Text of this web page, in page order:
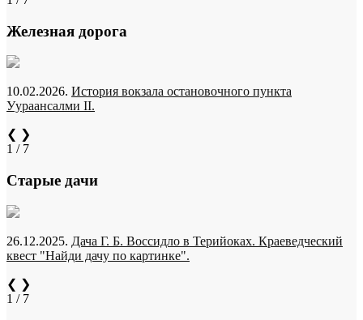
Железная дорога
10.02.2026. История вокзала остановочного пункта
Уураансалми II.
❮ ❯
1 / 7
Старые дачи
26.12.2025. Дача Г. Б. Воссидло в Терийоках. Краеведческий
квест "Найди дачу по картинке".
❮ ❯
1 / 7